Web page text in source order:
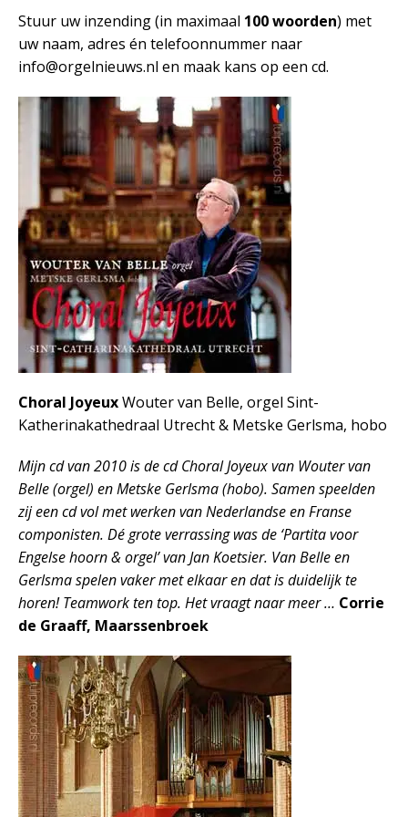
Stuur uw inzending (in maximaal 100 woorden) met
uw naam, adres én telefoonnummer naar
info@orgelnieuws.nl en maak kans op een cd.
Choral JoyeuxWouter van Belle, orgel Sint-
Katherinakathedraal Utrecht & Metske Gerlsma, hobo
Mijn cd van 2010 is de cd Choral Joyeux van Wouter van
Belle (orgel) en Metske Gerlsma (hobo). Samen speelden
zij een cd vol met werken van Nederlandse en Franse
componisten. Dé grote verrassing was de ‘Partita voor
Engelse hoorn & orgel’ van Jan Koetsier. Van Belle en
Gerlsma spelen vaker met elkaar en dat is duidelijk te
horen! Teamwork ten top. Het vraagt naar meer … Corrie
de Graaff, Maarssenbroek